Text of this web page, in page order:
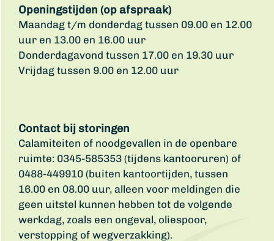
Openingstijden (op afspraak)
Maandag t/m donderdag tussen 09.00 en 12.00
uur en 13.00 en 16.00 uur
Donderdagavond tussen 17.00 en 19.30 uur
Vrijdag tussen 9.00 en 12.00 uur
Contact bij storingen
Calamiteiten of noodgevallen in de openbare
ruimte: 0345-585353 (tijdens kantooruren) of
0488-449910 (buiten kantoortijden, tussen
16.00 en 08.00 uur, alleen voor meldingen die
geen uitstel kunnen hebben tot de volgende
werkdag, zoals een ongeval, oliespoor,
verstopping of wegverzakking).